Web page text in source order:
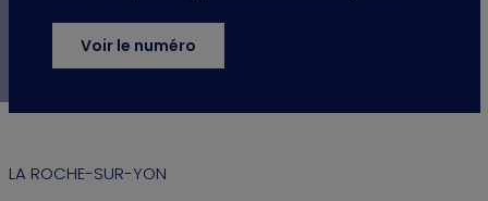
Voir le numéro
LA ROCHE-SUR-YON